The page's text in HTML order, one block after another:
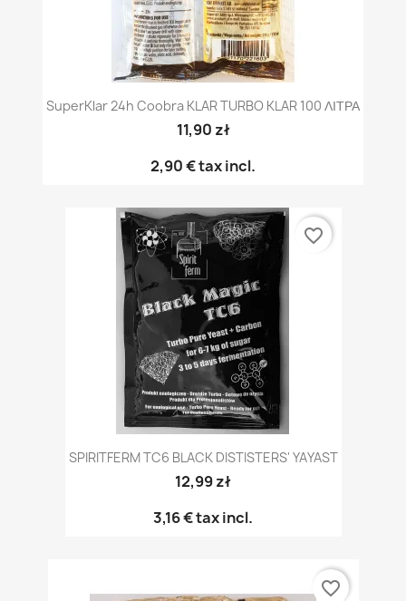
SuperKlar 24h Coobra KLAR TURBO KLAR 100 ΛΙΤΡΑ
11,90 zł
2,90 €tax incl.
SPIRITFERM TC6 BLACK DISTISTERS' YAYAST
12,99 zł
3,16 €tax incl.
favorite_border
favorite_border